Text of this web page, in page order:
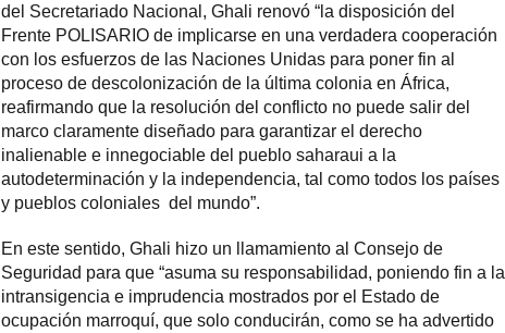
del Secretariado Nacional, Ghali renovó “la disposición del
Frente POLISARIO de implicarse en una verdadera cooperación
con los esfuerzos de las Naciones Unidas para poner fin al
proceso de descolonización de la última colonia en África,
reafirmando que la resolución del conflicto no puede salir del
marco claramente diseñado para garantizar el derecho
inalienable e innegociable del pueblo saharaui a la
autodeterminación y la independencia, tal como todos los países
y pueblos coloniales del mundo”.
En este sentido, Ghali hizo un llamamiento al Consejo de
Seguridad para que “asuma su responsabilidad, poniendo fin a la
intransigencia e imprudencia mostrados por el Estado de
ocupación marroquí, que solo conducirán, como se ha advertido